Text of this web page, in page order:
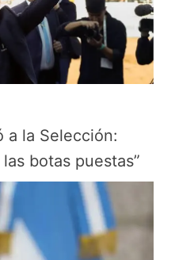
a la Selección:
botas puestas”